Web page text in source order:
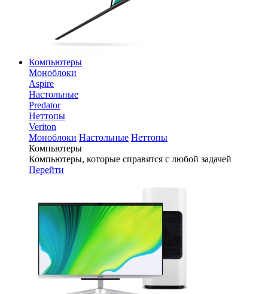
Компьютеры
Моноблоки
Aspire
Настольные
Predator
Неттопы
Veriton
Моноблоки Настольные Неттопы
Компьютеры
Компьютеры, которые справятся с любой задачей
Перейти